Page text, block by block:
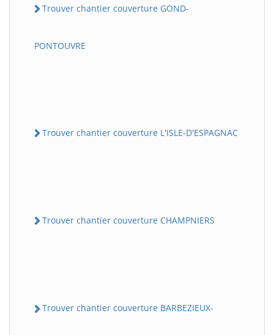
Trouver chantier couverture GOND-
PONTOUVRE
Trouver chantier couverture L'ISLE-D'ESPAGNAC
Trouver chantier couverture CHAMPNIERS
Trouver chantier couverture BARBEZIEUX-